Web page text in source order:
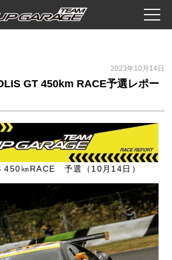
GT 450km RACE予選レポー
2023年10月14日
450㎞RACE 予選（10月14日）